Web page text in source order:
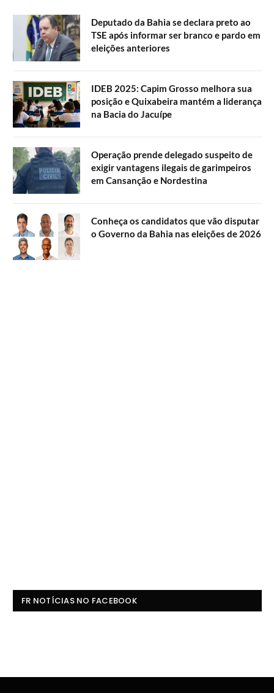
Deputado da Bahia se declara preto ao
TSE após informar ser branco e pardo em
eleições anteriores
IDEB 2025: Capim Grosso melhora sua
posição e Quixabeira mantém a liderança
na Bacia do Jacuípe
Operação prende delegado suspeito de
exigir vantagens ilegais de garimpeiros
em Cansanção e Nordestina
Conheça os candidatos que vão disputar
o Governo da Bahia nas eleições de 2026
FR NOTÍCIAS NO FACEBOOK